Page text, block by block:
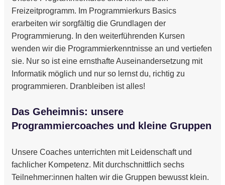
Freizeitprogramm. Im Programmierkurs Basics
erarbeiten wir sorgfältig die Grundlagen der
Programmierung. In den weiterführenden Kursen
wenden wir die Programmierkenntnisse an und vertiefen
sie. Nur so ist eine ernsthafte Auseinandersetzung mit
Informatik möglich und nur so lernst du, richtig zu
programmieren. Dranbleiben ist alles!
Das Geheimnis: unsere
Programmiercoaches und kleine Gruppen
Unsere Coaches unterrichten mit Leidenschaft und
fachlicher Kompetenz. Mit durchschnittlich sechs
Teilnehmer:innen halten wir die Gruppen bewusst klein.